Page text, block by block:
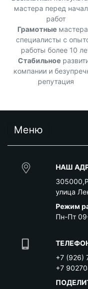
мастера перед
работ
Грамотные
специалисты с
работы более 10
Стабильное
компании и
репутация
Меню
НАШ
305000,
улица
Режим
Пн-Пт
+7 (926)
+7